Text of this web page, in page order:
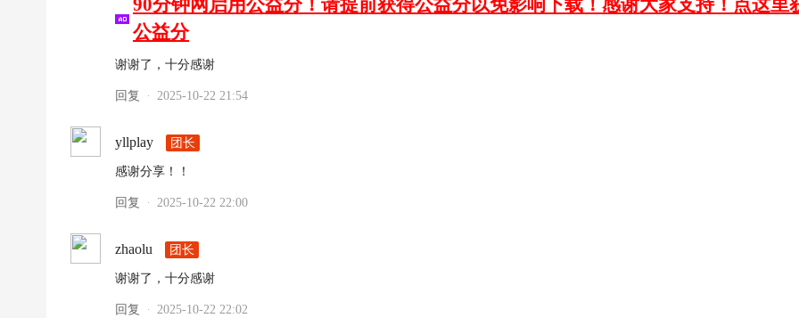
90分钟网启用公益分！请提前获得公益分以免影响下载！感谢大家支持！点这里
公益分
谢谢了，十分感谢
回复 · 2025-10-22 21:54
yllplay 团长
感谢分享！！
回复 · 2025-10-22 22:00
zhaolu 团长
谢谢了，十分感谢
回复 · 2025-10-22 22:02